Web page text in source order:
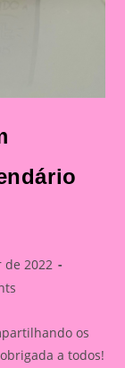
de 2022
os
a todos!